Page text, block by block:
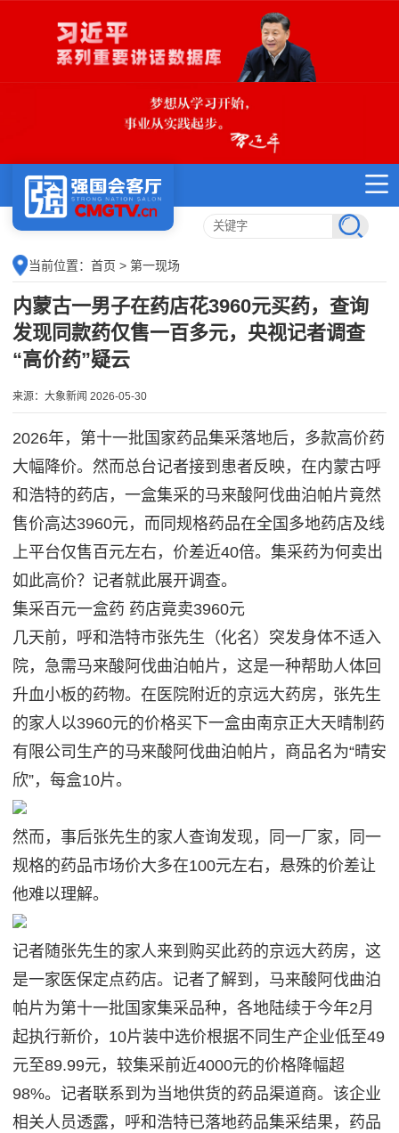
当前位置： 首页 > 第一现场
内蒙古一男子在药店花3960元买药，查询
发现同款药仅售一百多元，央视记者调查
“高价药”疑云
来源：大象新闻 2026-05-30
2026年，第十一批国家药品集采落地后，多款高价药
大幅降价。然而总台记者接到患者反映，在内蒙古呼
和浩特的药店，一盒集采的马来酸阿伐曲泊帕片竟然
售价高达3960元，而同规格药品在全国多地药店及线
上平台仅售百元左右，价差近40倍。集采药为何卖出
如此高价？记者就此展开调查。
集采百元一盒药 药店竟卖3960元
几天前，呼和浩特市张先生（化名）突发身体不适入
院，急需马来酸阿伐曲泊帕片，这是一种帮助人体回
升血小板的药物。在医院附近的京远大药房，张先生
的家人以3960元的价格买下一盒由南京正大天晴制药
有限公司生产的马来酸阿伐曲泊帕片，商品名为“晴安
欣”，每盒10片。
然而，事后张先生的家人查询发现，同一厂家，同一
规格的药品市场价大多在100元左右，悬殊的价差让
他难以理解。
记者随张先生的家人来到购买此药的京远大药房，这
是一家医保定点药店。记者了解到，马来酸阿伐曲泊
帕片为第十一批国家集采品种，各地陆续于今年2月
起执行新价，10片装中选价根据不同生产企业低至49
元至89.99元，较集采前近4000元的价格降幅超
98%。记者联系到为当地供货的药品渠道商。该企业
相关人员透露，呼和浩特已落地药品集采结果，药品